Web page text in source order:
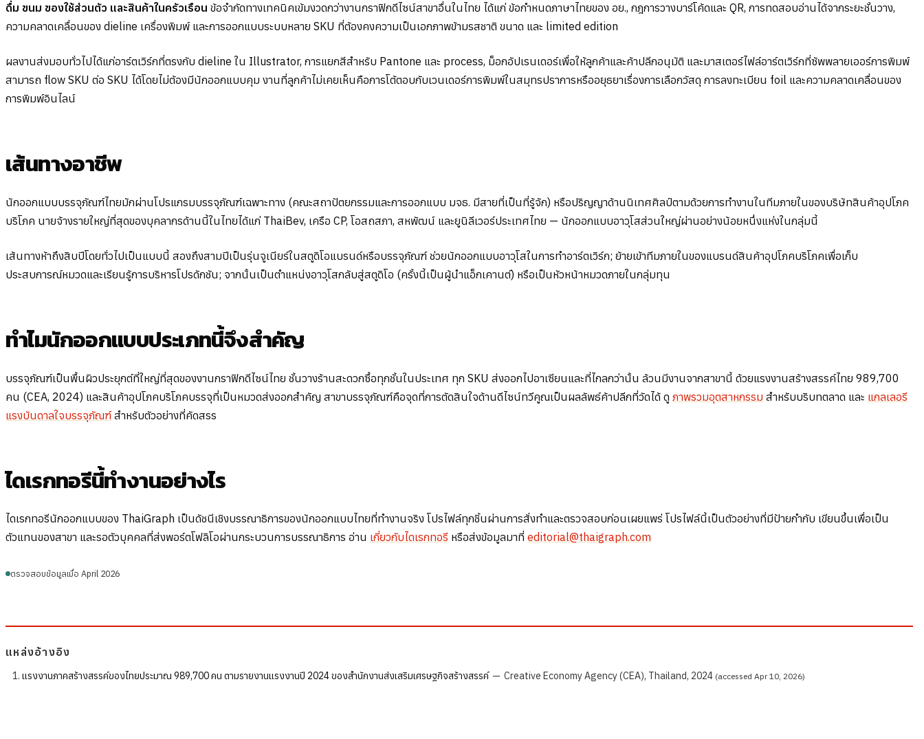
ดื่ม ขนม ของใช้ส่วนตัว และสินค้าในครัวเรือน ข้อจำกัดทางเทคนิคเข้มงวดกว่างานกราฟิกดีไซน์สาขาอื่นในไทย ได้แก่ ข้อกำหนดภาษาไทยของ อย., กฎการวางบาร์โค้ดและ QR, การทดสอบอ่านได้จากระยะชั้นวาง,
ความคลาดเคลื่อนของ dieline เครื่องพิมพ์ และการออกแบบระบบหลาย SKU ที่ต้องคงความเป็นเอกภาพข้ามรสชาติ ขนาด และ limited edition
ผลงานส่งมอบทั่วไปได้แก่อาร์ตเวิร์กที่ตรงกับ dieline ใน Illustrator, การแยกสีสำหรับ Pantone และ process, ม็อกอัปเรนเดอร์เพื่อให้ลูกค้าและค้าปลีกอนุมัติ และมาสเตอร์ไฟล์อาร์ตเวิร์กที่ซัพพลายเออร์การพิมพ์
สามารถ flow SKU ต่อ SKU ได้โดยไม่ต้องมีนักออกแบบคุม งานที่ลูกค้าไม่เคยเห็นคือการโต้ตอบกับเวนเดอร์การพิมพ์ในสมุทรปราการหรืออยุธยาเรื่องการเลือกวัสดุ การลงทะเบียน foil และความคลาดเคลื่อนของ
การพิมพ์อินไลน์
เส้นทางอาชีพ
นักออกแบบบรรจุภัณฑ์ไทยมักผ่านโปรแกรมบรรจุภัณฑ์เฉพาะทาง (คณะสถาปัตยกรรมและการออกแบบ มจธ. มีสายที่เป็นที่รู้จัก) หรือปริญญาด้านนิเทศศิลป์ตามด้วยการทำงานในทีมภายในของบริษัทสินค้าอุปโภค
บริโภค นายจ้างรายใหญ่ที่สุดของบุคลากรด้านนี้ในไทยได้แก่ ThaiBev, เครือ CP, โอสถสภา, สหพัฒน์ และยูนิลีเวอร์ประเทศไทย — นักออกแบบอาวุโสส่วนใหญ่ผ่านอย่างน้อยหนึ่งแห่งในกลุ่มนี้
เส้นทางห้าถึงสิบปีโดยทั่วไปเป็นแบบนี้ สองถึงสามปีเป็นรุ่นจูเนียร์ในสตูดิโอแบรนด์หรือบรรจุภัณฑ์ ช่วยนักออกแบบอาวุโสในการทำอาร์ตเวิร์ก; ย้ายเข้าทีมภายในของแบรนด์สินค้าอุปโภคบริโภคเพื่อเก็บ
ประสบการณ์หมวดและเรียนรู้การบริหารโปรดักชัน; จากนั้นเป็นตำแหน่งอาวุโสกลับสู่สตูดิโอ (ครั้งนี้เป็นผู้นำแอ็กเคานต์) หรือเป็นหัวหน้าหมวดภายในกลุ่มทุน
ทำไมนักออกแบบประเภทนี้จึงสำคัญ
บรรจุภัณฑ์เป็นพื้นผิวประยุกต์ที่ใหญ่ที่สุดของงานกราฟิกดีไซน์ไทย ชั้นวางร้านสะดวกซื้อทุกชั้นในประเทศ ทุก SKU ส่งออกไปอาเซียนและที่ไกลกว่านั้น ล้วนมีงานจากสาขานี้ ด้วยแรงงานสร้างสรรค์ไทย 989,700
คน (CEA, 2024) และสินค้าอุปโภคบริโภคบรรจุที่เป็นหมวดส่งออกสำคัญ สาขาบรรจุภัณฑ์คือจุดที่การตัดสินใจด้านดีไซน์ทวีคูณเป็นผลลัพธ์ค้าปลีกที่วัดได้ ดู ภาพรวมอุตสาหกรรม สำหรับบริบทตลาด และ แกลเลอรี
แรงบันดาลใจบรรจุภัณฑ์สำหรับตัวอย่างที่คัดสรร
ไดเรกทอรีนี้ทำงานอย่างไร
ไดเรกทอรีนักออกแบบของ ThaiGraph เป็นดัชนีเชิงบรรณาธิการของนักออกแบบไทยที่ทำงานจริง โปรไฟล์ทุกชิ้นผ่านการสั่งทำและตรวจสอบก่อนเผยแพร่ โปรไฟล์นี้เป็นตัวอย่างที่มีป้ายกำกับ เขียนขึ้นเพื่อเป็น
ตัวแทนของสาขา และรอตัวบุคคลที่ส่งพอร์ตโฟลิโอผ่านกระบวนการบรรณาธิการ อ่าน เกี่ยวกับไดเรกทอรี หรือส่งข้อมูลมาที่ editorial@thaigraph.com
ตรวจสอบข้อมูลเมื่อ April 2026
แหล่งอ้างอิง
แรงงานภาคสร้างสรรค์ของไทยประมาณ 989,700 คน ตามรายงานแรงงานปี 2024 ของสำนักงานส่งเสริมเศรษฐกิจสร้างสรรค์ — Creative Economy Agency (CEA), Thailand, 2024(accessed Apr 10, 2026)